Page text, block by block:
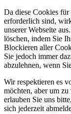
Da diese Cookies
erforderlich sind,
unserer Webseite
löschen, indem Sie
Blockieren aller
Sie jedoch immer
abzulehnen, wenn
Wir respektieren es
möchten, aber um
erlauben Sie uns
sich jederzeit